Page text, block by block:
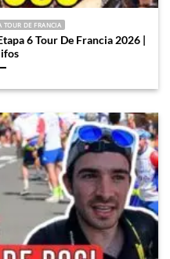
TOUR DE FRANCIA
6 Tour De Francia 2026 |